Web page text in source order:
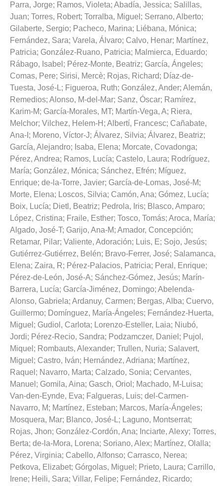
Parra, Jorge; Ramos, Violeta; Abadía, Jessica; Salillas,
Juan; Torres, Robert; Torralba, Miguel ; Serrano, Alberto;
Gilaberte, Sergio; Pacheco, Marina; Liébana, Mónica;
Fernández, Sara; Varela, Álvaro; Calvo, Henar; Martínez,
Patricia; González-Ruano, Patricia; Malmierca, Eduardo;
Rábago, Isabel ; Pérez-Monte, Beatriz; García, Ángeles;
Comas, Pere; Sirisi, Mercè; Rojas, Richard; Díaz-de-
Tuesta, José-L; Figueroa, Ruth; González, Ander; Alemán,
Remedios; Alonso, M-del-Mar; Sanz, Óscar; Ramírez,
Karim-M; García-Morales, MT; Martín-Vega, A; Riera,
Melchor; Vilchez, Helem-H ; Albertí, Francesc; Cañabate,
Ana-I ; Moreno, Víctor-J; Álvarez, Silvia; Álvarez, Beatriz;
García, Alejandro; Isaba, Elena; Morcate, Covadonga;
Pérez, Andrea; Ramos, Lucía; Castelo, Laura; Rodríguez,
María; González, Mónica; Sánchez, Efrén; Míguez,
Enrique; de-la-Torre, Javier; García-de-Lomas, José-M;
Morte, Elena; Loscos, Silvia; Camón, Ana; Gómez, Lucía;
Boix, Lucía; Dietl, Beatriz; Pedrola, Iris; Blasco, Amparo;
López, Cristina; Fraile, Esther; Tosco, Tomás; Aroca, María;
Algado, José-T; Garijo, Ana-M; Amador, Concepción;
Retamar, Pilar; Valiente, Adoración; Luis, E; Sojo, Jesús;
Gutiérrez-Gutiérrez, Belén; Bravo-Ferrer, José; Salamanca,
Elena; Zaira, R; Pérez-Palacios, Patricia; Peral, Enrique;
Pérez-de-León, José-A; Sánchez-Gómez, Jesús; Marín-
Barrera, Lucía; García-Jiménez, Domingo; Abelenda-
Alonso, Gabriela; Ardanuy, Carmen; Bergas, Alba; Cuervo,
Guillermo; Domínguez, María-Ángeles; Fernández-Huerta,
Miguel ; Gudiol, Carlota; Lorenzo-Esteller, Laia; Niubó,
Jordi; Pérez-Recio, Sandra; Podzamczer, Daniel ; Pujol,
Miquel ; Rombauts, Alexander; Trullen, Nuria; Salavert,
Miguel ; Castro, Iván; Hernández, Adriana; Martínez,
Raquel ; Navarro, Marta; Calzado, Sonia; Cervantes,
Manuel ; Gomila, Aina; Gasch, Oriol ; Machado, M-Luisa;
Van-den-Eynde, Eva; Falgueras, Luis; del-Carmen-
Navarro, M; Martínez, Esteban; Marcos, María-Ángeles;
Mosquera, Mar; Blanco, José-L; Laguno, Montserrat;
Rojas, Jhon; González-Cordón, Ana; Inciarte, Alexy; Torres,
Berta; de-la-Mora, Lorena; Soriano, Alex; Martínez, Olalla;
Pérez, Virginia; Cabello, Alfonso; Carrasco, Nerea;
Petkova, Elizabet; Górgolas, Miguel ; Prieto, Laura; Carrillo,
Irene; Heili, Sara; Villar, Felipe; Fernández, Ricardo;